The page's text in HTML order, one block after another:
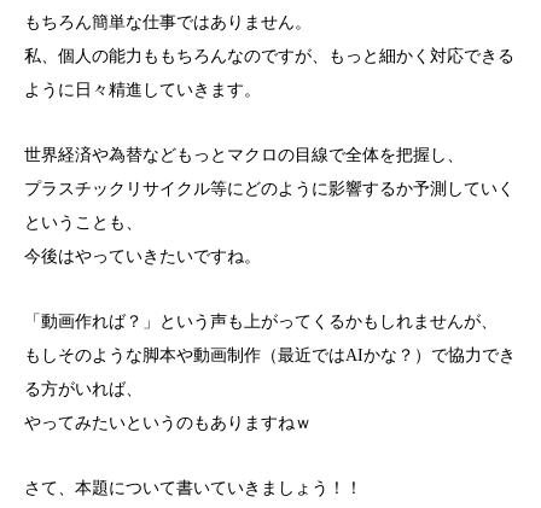
もちろん簡単な仕事ではありません。
私、個人の能力ももちろんなのですが、もっと細かく対応できる
ように日々精進していきます。
世界経済や為替などもっとマクロの目線で全体を把握し、
プラスチックリサイクル等にどのように影響するか予測していく
ということも、
今後はやっていきたいですね。
「動画作れば？」という声も上がってくるかもしれませんが、
もしそのような脚本や動画制作（最近ではAIかな？）で協力でき
る方がいれば、
やってみたいというのもありますねｗ
さて、本題について書いていきましょう！！